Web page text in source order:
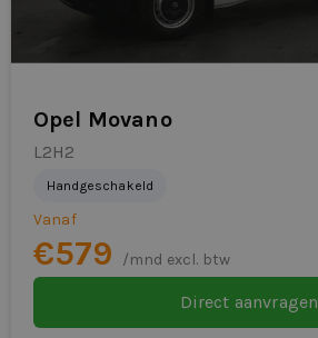
Opel Movano
L2H2
Handgeschakeld
Vanaf
€579 /mnd excl. btw
Direct aanvragen